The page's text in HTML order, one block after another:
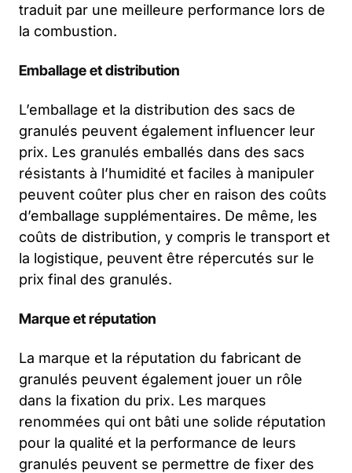
traduit par une meilleure performance lors de
la combustion.
Emballage et distribution
L’emballage et la distribution des sacs de
granulés peuvent également influencer leur
prix. Les granulés emballés dans des sacs
résistants à l’humidité et faciles à manipuler
peuvent coûter plus cher en raison des coûts
d’emballage supplémentaires. De même, les
coûts de distribution, y compris le transport et
la logistique, peuvent être répercutés sur le
prix final des granulés.
Marque et réputation
La marque et la réputation du fabricant de
granulés peuvent également jouer un rôle
dans la fixation du prix. Les marques
renommées qui ont bâti une solide réputation
pour la qualité et la performance de leurs
granulés peuvent se permettre de fixer des